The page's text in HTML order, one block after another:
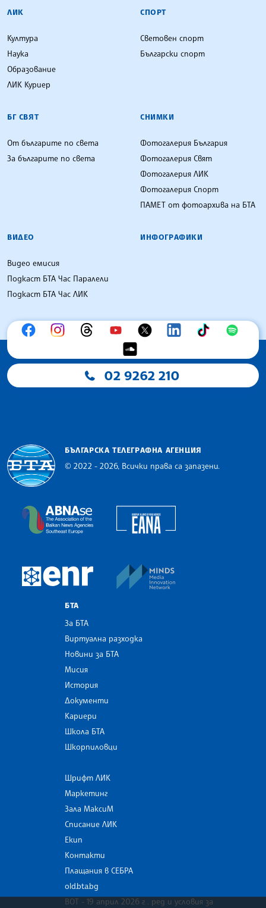
ЛИК
Култура
Наука
Образование
ЛИК Куриер
СПОРТ
Световен спорт
Български спорт
БГ СВЯТ
От българите по света
За българите по света
СНИМКИ
Фотогалерия България
Фотогалерия Свят
Фотогалерия ЛИК
Фотогалерия Спорт
ПАМЕТ от фотоархива на БТА
ВИДЕО
Видео емисия
Подкаст БТА Час Паралели
Подкаст БТА Час ЛИК
ИНФОГРАФИКИ
02 9262 210
БЪЛГАРСКА ТЕЛЕГРАФНА АГЕНЦИЯ
© 2022 - 2026, Всички права са запазени.
The Assocoation of the Balkan News Agencies
European Newsroom
БТА
За БТА
Виртуална разходка
Новини за БТА
Мисия
История
Документи
Кариери
Школа БТА
Шкорпиловци
Шрифт ЛИК
Маркетинг
Зала МаксиМ
Списание ЛИК
Екип
Контакти
Плащания в СЕБРА
old.bta.bg
ВОТ - 19 април 2026 г . ред и условия за